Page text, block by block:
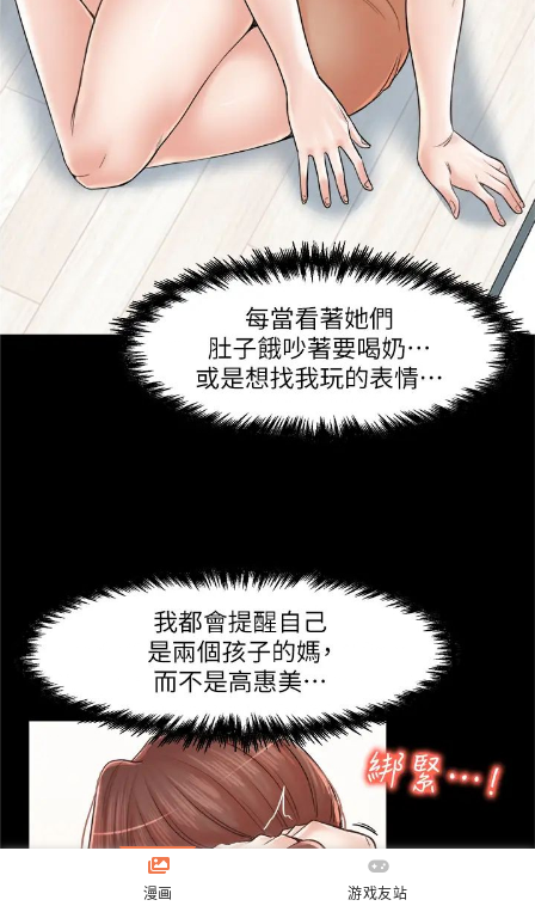
漫画 游戏友站